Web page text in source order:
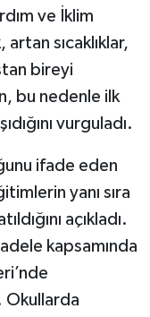
ve İklim
sıcaklıklar,
bireyi
bu nedenle ilk
vurguladı.
ifade eden
yanı sıra
açıkladı.
kapsamında
Okullarda